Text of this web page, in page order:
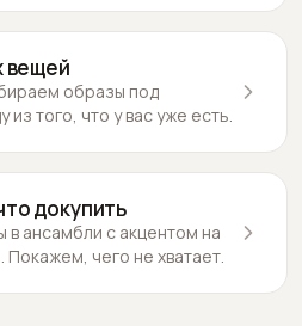
вещей
образы под
из того, что у вас уже есть.
докупить
ансамбли с акцентом на
Покажем, чего не хватает.